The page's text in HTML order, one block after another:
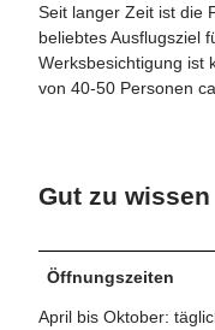
Seit langer Zeit ist die
beliebtes Ausflugsziel
Werksbesichtigung ist
von 40-50 Personen
Gut zu wissen
Öffnungszeiten
April bis Oktober: